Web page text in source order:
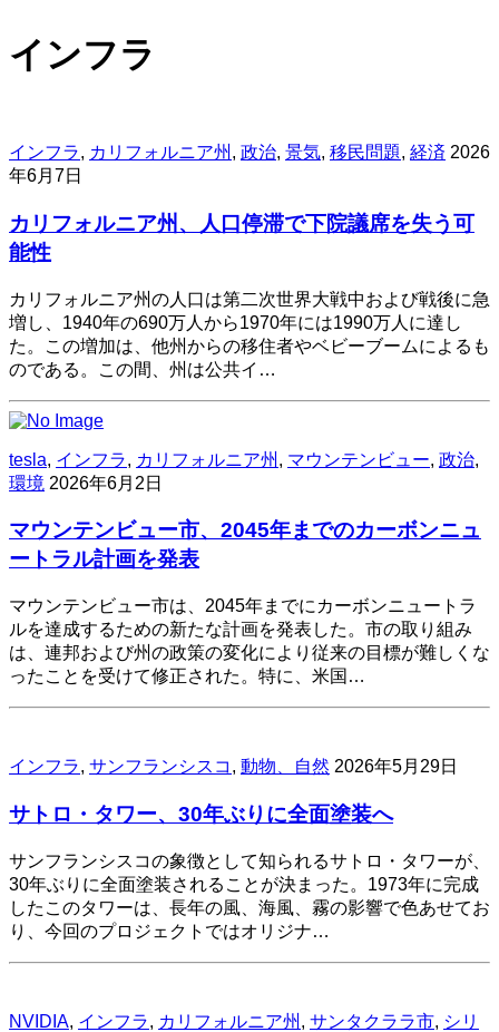
インフラ
インフラ, カリフォルニア州 , 政治, 景気, 移民問題, 経済 2026
年6月7日
カリフォルニア州、人口停滞で下院議席を失う可
能性
カリフォルニア州の人口は第二次世界大戦中および戦後に急
増し、1940年の690万人から1970年には1990万人に達し
た。この増加は、他州からの移住者やベビーブームによるも
のである。この間、州は公共イ…
tesla, インフラ, カリフォルニア州 , マウンテンビュー, 政治,
環境 2026年6月2日
マウンテンビュー市、2045年までのカーボンニュ
ートラル計画を発表
マウンテンビュー市は、2045年までにカーボンニュートラ
ルを達成するための新たな計画を発表した。市の取り組み
は、連邦および州の政策の変化により従来の目標が難しくな
ったことを受けて修正された。特に、米国…
インフラ, サンフランシスコ , 動物、自然 2026年5月29日
サトロ・タワー、30年ぶりに全面塗装へ
サンフランシスコの象徴として知られるサトロ・タワーが、
30年ぶりに全面塗装されることが決まった。1973年に完成
したこのタワーは、長年の風、海風、霧の影響で色あせてお
り、今回のプロジェクトではオリジナ…
NVIDIA, インフラ, カリフォルニア州 , サンタクララ市, シリ